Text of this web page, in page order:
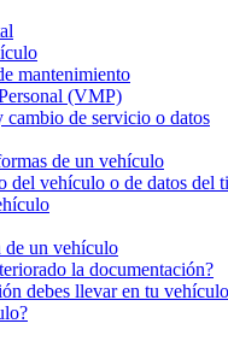
mantenimiento
(VMP)
de servicio o datos
de un vehículo
del vehículo o de datos del
de un vehículo
la documentación?
debes llevar en tu